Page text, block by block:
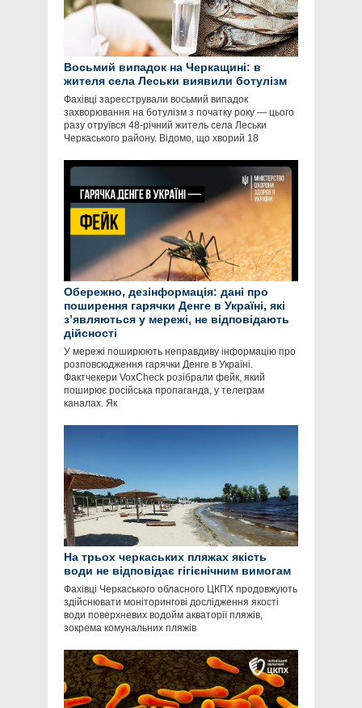
Восьмий випадок на Черкащині: в
жителя села Леськи виявили ботулізм
Фахівці зареєстрували восьмий випадок
захворювання на ботулізм з початку року — цього
разу отруївся 48-річний житель села Леськи
Черкаського району. Відомо, що хворий 18
Обережно, дезінформація: дані про
поширення гарячки Денге в Україні, які
зʼявляються у мережі, не відповідають
дійсності
У мережі поширюють неправдиву інформацію про
розповсюдження гарячки Денге в Україні.
Фактчекери VoxCheck розібрали фейк, який
поширює російська пропаганда, у телеграм
каналах. Як
На трьох черкаських пляжах якість
води не відповідає гігієнічним вимогам
Фахівці Черкаського обласного ЦКПХ продовжують
здійснювати моніторингові дослідження якості
води поверхневих водойм акваторії пляжів,
зокрема комунальних пляжів